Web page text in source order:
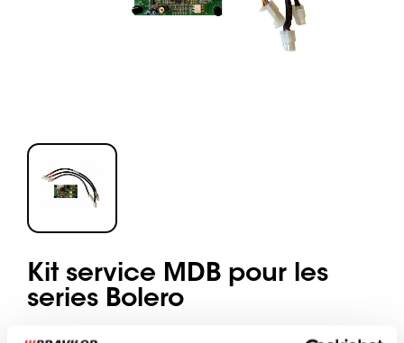
Kit service MDB pour les
series Bolero